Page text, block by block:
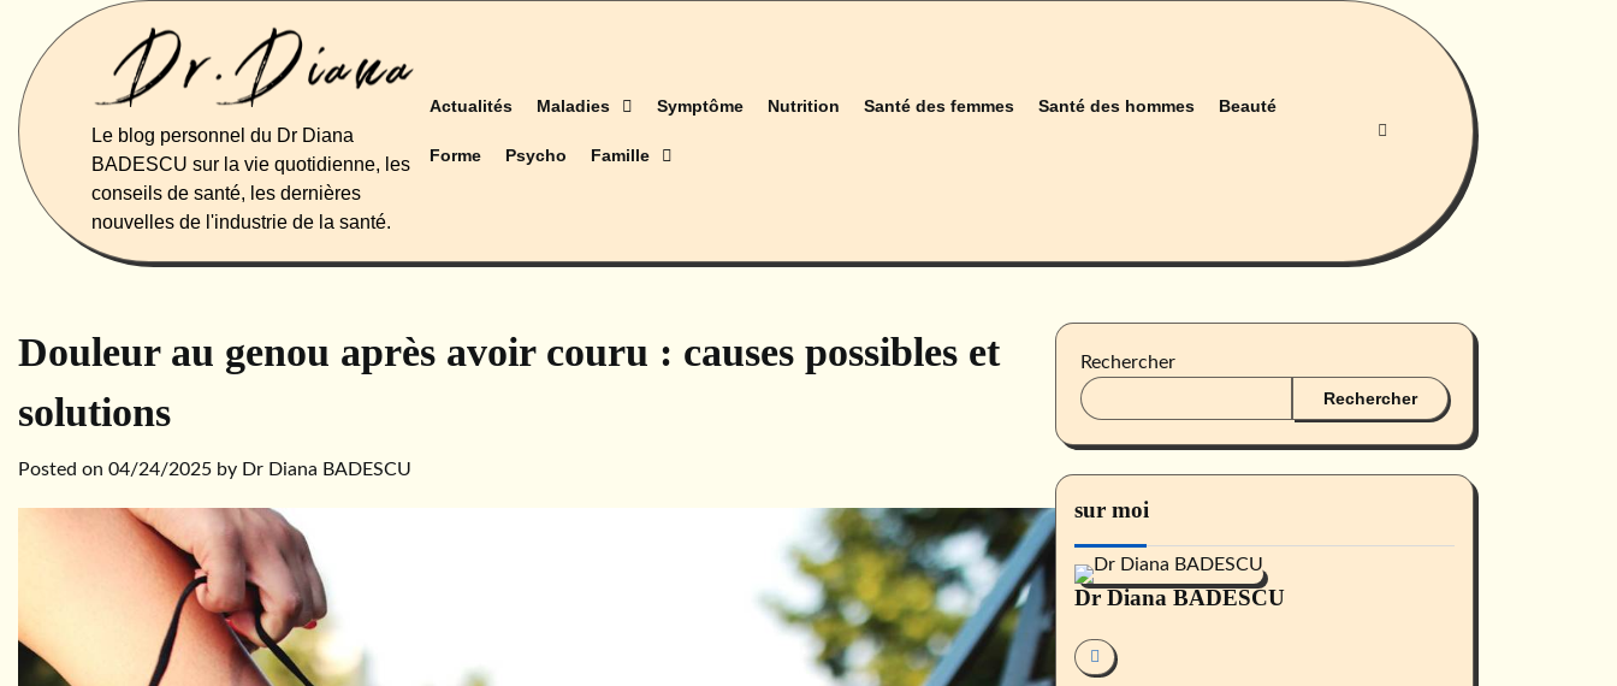
content
Le blog personnel du Dr Diana
BADESCU sur la vie quotidienne, les
conseils de santé, les dernières
nouvelles de l'industrie de la santé.
Actualités Maladies Symptôme Nutrition Santé des femmes Santé des hommes Beauté
Forme Psycho Famille
Douleur au genou après avoir couru : causes possibles et
solutions
Posted on 04/24/2025 by Dr Diana BADESCU
Rechercher
Rechercher
sur moi
Dr Diana BADESCU